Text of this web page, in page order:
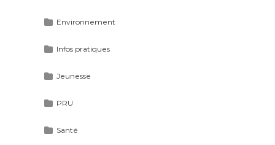
Environnement
Infos pratiques
Jeunesse
PRU
Santé